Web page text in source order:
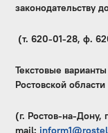
законодательству
(т. 620-01-28, ф.
Текстовые
Ростовской области
(г. Ростов-на-Дону,
mail: